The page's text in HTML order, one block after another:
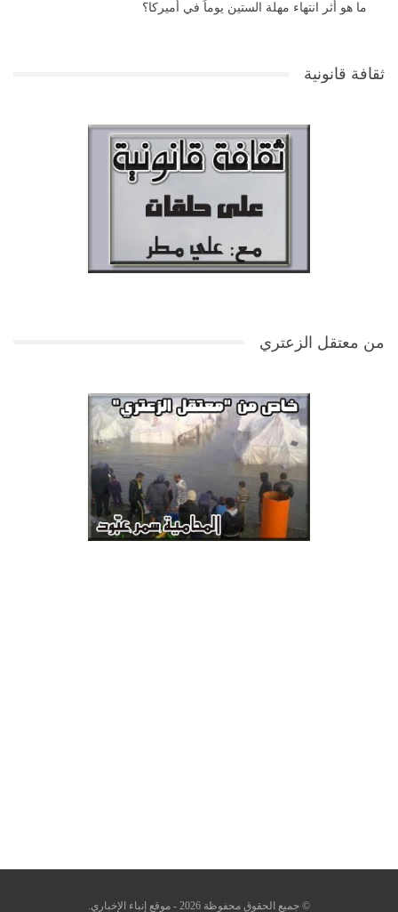
ما هو أثر انتهاء مهلة الستين يوماً في أميركا؟
ثقافة قانونية
من معتقل الزعتري
© جميع الحقوق محفوظة 2026 - موقع إنباء الإخباري.